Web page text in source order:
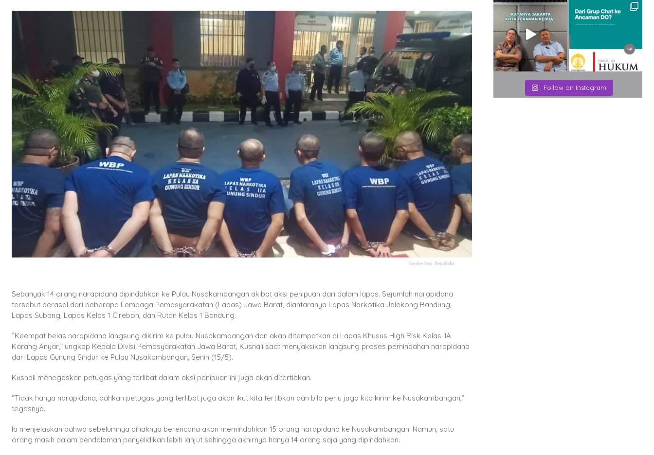
Sebanyak 14 orang narapidana dipindahkan ke Pulau Nusakambangan akibat aksi penipuan dari dalam lapas. Sejumlah narapidana
tersebut berasal dari beberapa Lembaga Pemasyarakatan (Lapas) Jawa Barat, diantaranya Lapas Narkotika Jelekong Bandung,
Lapas Subang, Lapas Kelas 1 Cirebon, dan Rutan Kelas 1 Bandung.
“Keempat belas narapidana langsung dikirim ke pulau Nusakambangan dan akan ditempatkan di Lapas Khusus High Risk Kelas IIA
Karang Anyar,” ungkap Kepala Divisi Pemasyarakatan Jawa Barat, Kusnali saat menyaksikan langsung proses pemindahan narapidana
dari Lapas Gunung Sindur ke Pulau Nusakambangan, Senin (15/5).
Kusnali menegaskan petugas yang terlibat dalam aksi penipuan ini juga akan ditertibkan.
“Tidak hanya narapidana, bahkan petugas yang terlibat juga akan ikut kita tertibkan dan bila perlu juga kita kirim ke Nusakambangan,”
tegasnya.
Ia menjelaskan bahwa sebelumnya pihaknya berencana akan memindahkan 15 orang narapidana ke Nusakambangan. Namun, satu
orang masih dalam pendalaman penyelidikan lebih lanjut sehingga akhirnya hanya 14 orang saja yang dipindahkan.
Follow on Instagram